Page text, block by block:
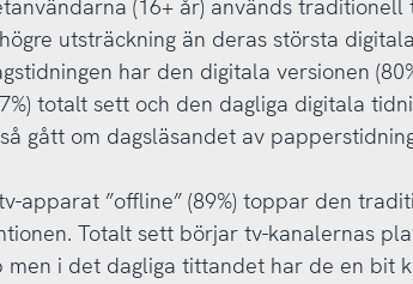
(16+ år) används traditionell
utsträckning än deras största
har den digitala versionen
totalt sett och den dagliga digitala
gått om dagsläsandet av
apparat ”offline” (89%) toppar den
Totalt sett börjar tv-kanalernas
men i det dagliga tittandet har de en bit